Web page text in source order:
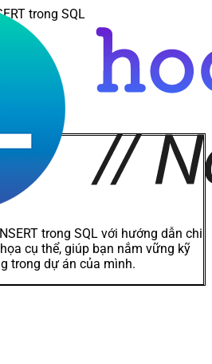
trong SQL
trong SQL với hướng dẫn chi
cụ thể, giúp bạn nắm vững kỹ
trong dự án của mình.